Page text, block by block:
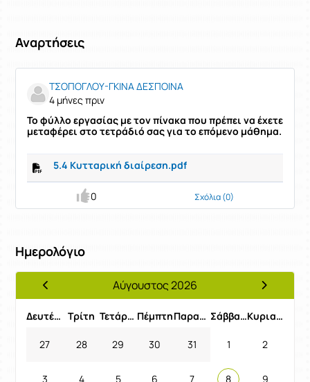
Αναρτήσεις
ΤΣΟΠΟΓΛΟΥ-ΓΚΙΝΑ ΔΕΣΠΟΙΝΑ
4 μήνες πριν
Το φύλλο εργασίας με τον πίνακα που πρέπει να έχετε
μεταφέρει στο τετράδιό σας για το επόμενο μάθημα.
5.4 Κυτταρική διαίρεση.pdf
0 Σχόλια (0)
Ημερολόγιο
Προηγούμενος ΜήναςΑύγουστος 2026
Επόμενος
Δευτέρα Τρίτη Τετάρτη Πέμπτη Παρασκευή Σάββατο Κυριακή
27 28 29 30 31 1 2
3 4 5 6 7 8 9